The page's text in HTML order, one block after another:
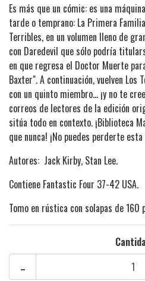
Es más que un cómic: es una
tarde o temprano: La Primera
Terribles, en un volumen lleno de
con Daredevil que sólo podría
en que regresa el Doctor Muerte
Baxter". A continuación, vuelven Los
con un quinto miembro... ¡y no te
correos de lectores de la edición
sitúa todo en contexto. ¡Biblioteca
que nunca! ¡No puedes perderte
Autores: Jack Kirby, Stan Lee.
Contiene Fantastic Four 37-42 USA.
Tomo en rústica con solapas de 160
-